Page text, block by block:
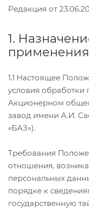
Редакция от
1.
применения
1.1 Настоящее
условия обработки
Акционерном
завод имени А.И.
«БАЗ»).
Требования
отношения,
персональных
порядке к
государственную